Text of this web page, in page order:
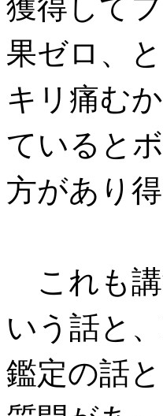
獲得して
果ゼロ、
キリ痛む
ていると
方があり
これも講
いう話と
鑑定の話